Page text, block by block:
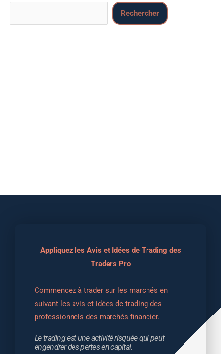
Rechercher
Appliquez les Avis et Idées de Trading des
Traders Pro
Commencez à trader sur les marchés en
suivant les avis et idées de trading des
professionnels des marchés financier.
Le trading est une activité risquée qui peut
engendrer des pertes en capital.